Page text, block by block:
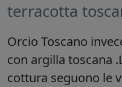
terracotta
Orcio Toscano
con argilla toscana
cottura seguono le